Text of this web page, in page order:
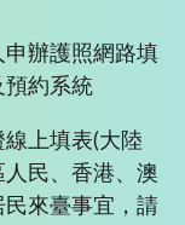
申辦護照網路填
預約系統
線上填表(大陸
人民、香港、澳
民來臺事宜，請